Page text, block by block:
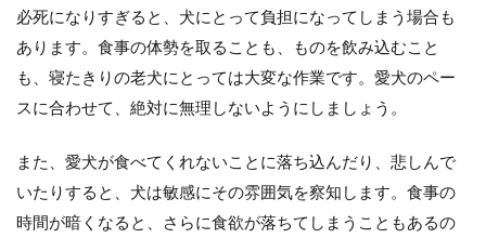
必死になりすぎると、犬にとって負担になってしまう場合も
あります。食事の体勢を取ることも、ものを飲み込むこと
も、寝たきりの老犬にとっては大変な作業です。愛犬のペー
スに合わせて、絶対に無理しないようにしましょう。
また、愛犬が食べてくれないことに落ち込んだり、悲しんで
いたりすると、犬は敏感にその雰囲気を察知します。食事の
時間が暗くなると、さらに食欲が落ちてしまうこともあるの